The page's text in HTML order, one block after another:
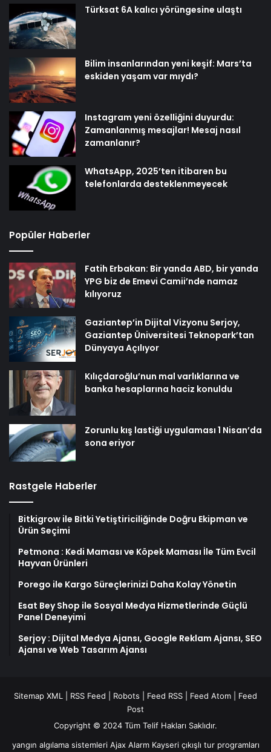
Türksat 6A kalıcı yörüngesine ulaştı
Bilim insanlarından yeni keşif: Mars’ta
eskiden yaşam var mıydı?
Instagram yeni özelliğini duyurdu:
Zamanlanmış mesajlar! Mesaj nasıl
zamanlanır?
WhatsApp, 2025’ten itibaren bu
telefonlarda desteklenmeyecek
Popüler Haberler
Fatih Erbakan: Bir yanda ABD, bir yanda
YPG biz de Emevi Camii’nde namaz
kılıyoruz
Gaziantep’in Dijital Vizyonu Serjoy,
Gaziantep Üniversitesi Teknopark’tan
Dünyaya Açılıyor
Kılıçdaroğlu’nun mal varlıklarına ve
banka hesaplarına haciz konuldu
Zorunlu kış lastiği uygulaması 1 Nisan’da
sona eriyor
Rastgele Haberler
Bitkigrow ile Bitki Yetiştiriciliğinde Doğru Ekipman ve
Ürün Seçimi
Petmona : Kedi Maması ve Köpek Maması İle Tüm Evcil
Hayvan Ürünleri
Porego ile Kargo Süreçlerinizi Daha Kolay Yönetin
Esat Bey Shop ile Sosyal Medya Hizmetlerinde Güçlü
Panel Deneyimi
Serjoy : Dijital Medya Ajansı, Google Reklam Ajansı, SEO
Ajansı ve Web Tasarım Ajansı
Sitemap XML RSS Feed Robots Feed RSS Feed Atom
Feed
Post
Copyright © 2024 Tüm Telif Hakları Saklıdır.
yangın algılama sistemleri Ajax Alarm Kayseri çıkışlı tur programları